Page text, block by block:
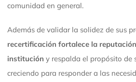
comunidad en general.
Además de validar la solidez de sus
recertificación fortalece la
institución y respalda el propósito de
creciendo para responder a las